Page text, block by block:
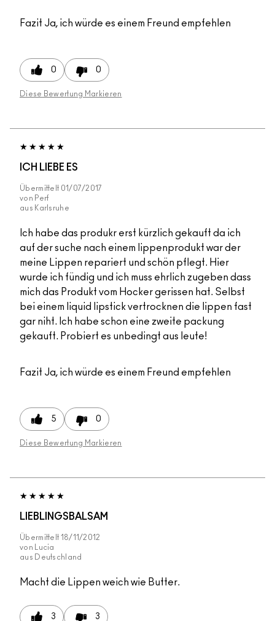
Fazit Ja, ich würde es einem Freund empfehlen
0 0
Diese Bewertung Markieren
ICH LIEBE ES
Übermittelt 01/07/2017
von Perf
aus Karlsruhe
Ich habe das produkr erst kürzlich gekauft da ich
auf der suche nach einem lippenprodukt war der
meine Lippen repariert und schön pflegt. Hier
wurde ich fündig und ich muss ehrlich zugeben dass
mich das Produkt vom Hocker gerissen hat. Selbst
bei einem liquid lipstick vertrocknen die lippen fast
gar niht. Ich habe schon eine zweite packung
gekauft. Probiert es unbedingt aus leute!
Fazit Ja, ich würde es einem Freund empfehlen
5 0
Diese Bewertung Markieren
LIEBLINGSBALSAM
Übermittelt 18/11/2012
von
Lucia
aus
Deutschland
Macht die Lippen weich wie Butter.
3 3